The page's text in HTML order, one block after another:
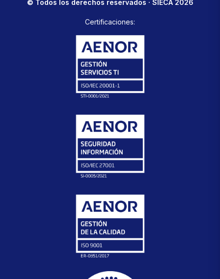
© Todos los derechos reservados · SIECA 2026
Certificaciones: